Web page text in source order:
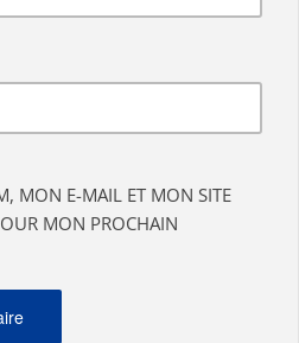
MON E-MAIL ET MON SITE
MON PROCHAIN